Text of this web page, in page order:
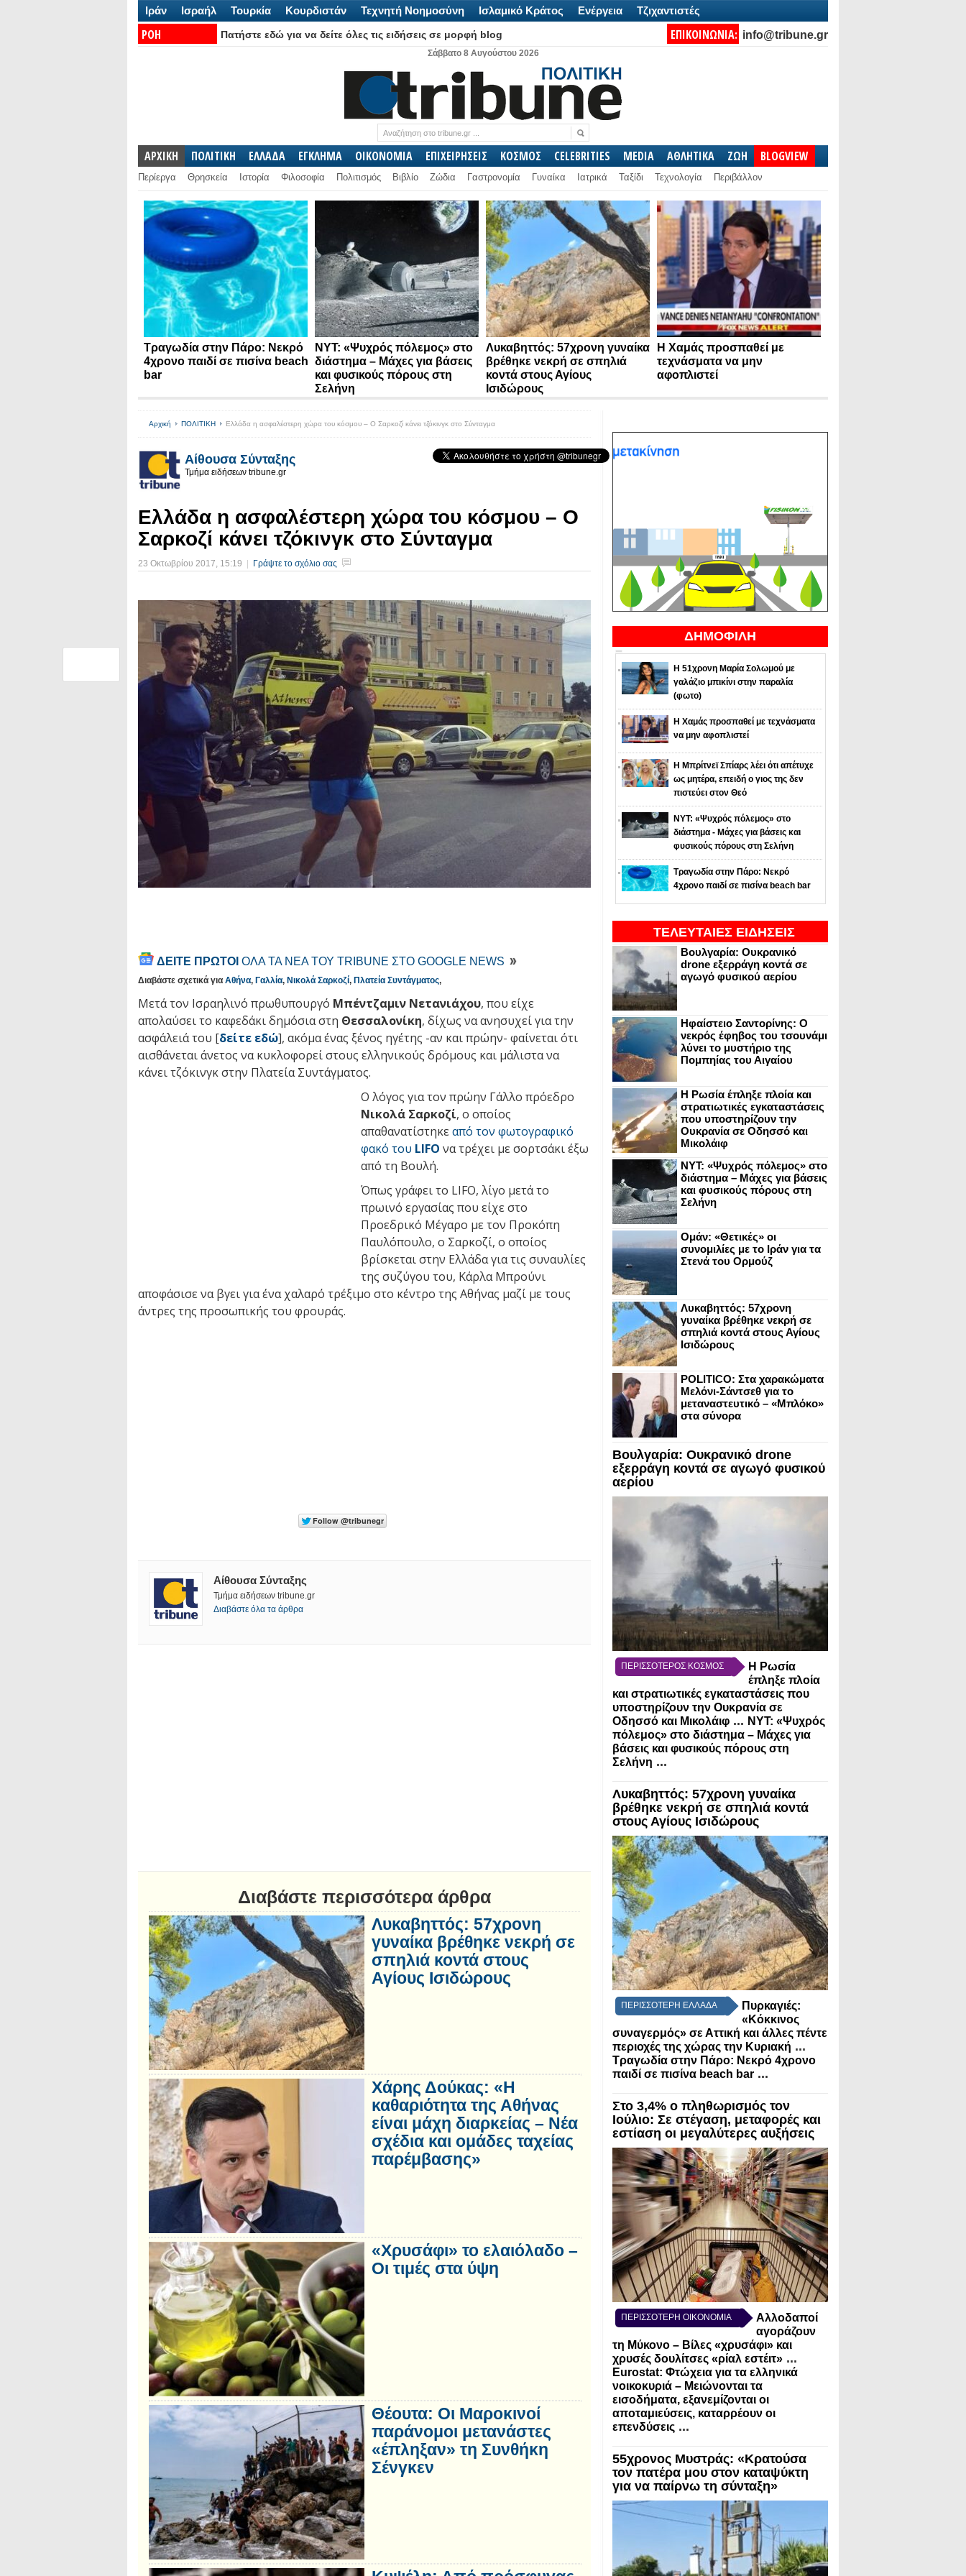
Ιράν Ισραήλ Τουρκία Κουρδιστάν Τεχνητή Νοημοσύνη Ισλαμικό Κράτος Ενέργεια Τζιχαντιστές
ΡΟΗ
Πατήστε εδώ για να δείτε όλες τις ειδήσεις σε μορφή blog ΕΠΙΚΟΙΝΩΝΙΑ: info@tribune.gr
Σάββατο 8 Αυγούστου 2026
ΑΡΧΙΚΗ ΠΟΛΙΤΙΚΗ ΕΛΛΑΔΑ ΕΓΚΛΗΜΑ ΟΙΚΟΝΟΜΙΑ ΕΠΙΧΕΙΡΗΣΕΙΣ ΚΟΣΜΟΣ CELEBRITIES MEDIA ΑΘΛΗΤΙΚΑ ΖΩΗ BLOGVIEW
Περίεργα Θρησκεία Ιστορία Φιλοσοφία Πολιτισμός Βιβλίο Ζώδια Γαστρονομία Γυναίκα Ιατρικά Ταξίδι Τεχνολογία Περιβάλλον
Τραγωδία στην Πάρο: Νεκρό
4χρονο παιδί σε πισίνα beach
bar
NYT: «Ψυχρός πόλεμος» στο
διάστημα – Μάχες για βάσεις
και φυσικούς πόρους στη
Σελήνη
Λυκαβηττός: 57χρονη γυναίκα
βρέθηκε νεκρή σε σπηλιά
κοντά στους Αγίους
Ισιδώρους
Η Χαμάς προσπαθεί με
τεχνάσματα να μην
αφοπλιστεί
ΔΗΜΟΦΙΛΗ
Η 51χρονη Μαρία Σολωμού με
γαλάζιο μπικίνι στην παραλία
(φωτο)
Η Χαμάς προσπαθεί με τεχνάσματα
να μην αφοπλιστεί
Η Μπρίτνεϊ Σπίαρς λέει ότι απέτυχε
ως μητέρα, επειδή ο γιος της δεν
πιστεύει στον Θεό
NYT: «Ψυχρός πόλεμος» στο
διάστημα - Μάχες για βάσεις και
φυσικούς πόρους στη Σελήνη
Τραγωδία στην Πάρο: Νεκρό
4χρονο παιδί σε πισίνα beach bar
ΤΕΛΕΥΤΑΙΕΣ ΕΙΔΗΣΕΙΣ
Βουλγαρία: Ουκρανικό
drone εξερράγη κοντά σε
αγωγό φυσικού αερίου
Ηφαίστειο Σαντορίνης: Ο
νεκρός έφηβος του τσουνάμι
λύνει το μυστήριο της
Πομπηίας του Αιγαίου
Η Ρωσία έπληξε πλοία και
στρατιωτικές εγκαταστάσεις
που υποστηρίζουν την
Ουκρανία σε Οδησσό και
Μικολάιφ
NYT: «Ψυχρός πόλεμος» στο
διάστημα – Μάχες για βάσεις
και φυσικούς πόρους στη
Σελήνη
Ομάν: «Θετικές» οι
συνομιλίες με το Ιράν για τα
Στενά του Ορμούζ
Λυκαβηττός: 57χρονη
γυναίκα βρέθηκε νεκρή σε
σπηλιά κοντά στους Αγίους
Ισιδώρους
POLITICO: Στα χαρακώματα
Μελόνι-Σάντσεθ για το
μεταναστευτικό – «Μπλόκο»
στα σύνορα
Βουλγαρία: Ουκρανικό drone
εξερράγη κοντά σε αγωγό φυσικού
αερίου
ΠΕΡΙΣΣΟΤΕΡΟΣ ΚΟΣΜΟΣ
Η Ρωσία
έπληξε πλοία
και στρατιωτικές εγκαταστάσεις που
υποστηρίζουν την Ουκρανία σε
Οδησσό και Μικολάιφ ... NYT: «Ψυχρός
πόλεμος» στο διάστημα – Μάχες για
βάσεις και φυσικούς πόρους στη
Σελήνη ...
Λυκαβηττός: 57χρονη γυναίκα
βρέθηκε νεκρή σε σπηλιά κοντά
στους Αγίους Ισιδώρους
ΠΕΡΙΣΣΟΤΕΡΗ ΕΛΛΑΔΑ
Πυρκαγιές:
«Κόκκινος
συναγερμός» σε Αττική και άλλες πέντε
περιοχές της χώρας την Κυριακή ...
Τραγωδία στην Πάρο: Νεκρό 4χρονο
παιδί σε πισίνα beach bar ...
Στο 3,4% ο πληθωρισμός τον
Ιούλιο: Σε στέγαση, μεταφορές και
εστίαση οι μεγαλύτερες αυξήσεις
ΠΕΡΙΣΣΟΤΕΡΗ ΟΙΚΟΝΟΜΙΑ
Αλλοδαποί
αγοράζουν
τη Μύκονο – Βίλες «χρυσάφι» και
χρυσές δουλίτσες «ρίαλ εστέιτ» ...
Eurostat: Φτώχεια για τα ελληνικά
νοικοκυριά – Μειώνονται τα
εισοδήματα, εξανεμίζονται οι
αποταμιεύσεις, καταρρέουν οι
επενδύσεις ...
55χρονος Μυστράς: «Κρατούσα
τον πατέρα μου στον καταψύκτη
για να παίρνω τη σύνταξη»
Αρχική ΠΟΛΙΤΙΚΗ Ελλάδα η ασφαλέστερη χώρα του κόσμου – Ο Σαρκοζί κάνει τζόκινγκ στο Σύνταγμα
Αίθουσα Σύνταξης
Τμήμα ειδήσεων tribune.gr
Ελλάδα η ασφαλέστερη χώρα του κόσμου – Ο
Σαρκοζί κάνει τζόκινγκ στο Σύνταγμα
23 Οκτωβρίου 2017, 15:19 Γράψτε το σχόλιο σας
ΔΕΙΤΕ ΠΡΩΤΟΙ ΟΛΑ ΤΑ ΝΕΑ ΤΟΥ TRIBUNE ΣΤΟ GOOGLE NEWS
Διαβάστε σχετικά για Αθήνα, Γαλλία, Νικολά Σαρκοζί, Πλατεία Συντάγματος,
Μετά τον Ισραηλινό πρωθυπουργό Μπέντζαμιν Νετανιάχου, που είχε
απολαύσει το καφεδάκι δημόσια στη Θεσσαλονίκη, δίχως να ανησυχεί για την
ασφάλειά του [δείτε εδώ], ακόμα ένας ξένος ηγέτης -αν και πρώην- φαίνεται ότι
αισθάνεται άνετος να κυκλοφορεί στους ελληνικούς δρόμους και μάλιστα να
κάνει τζόκινγκ στην Πλατεία Συντάγματος.
Ο λόγος για τον πρώην Γάλλο πρόεδρο
Νικολά Σαρκοζί, ο οποίος
απαθανατίστηκεαπό τον φωτογραφικό
φακό του LIFO να τρέχει με σορτσάκι έξω
από τη Βουλή.
Όπως γράφει το LIFO, λίγο μετά το
πρωινό εργασίας που είχε στο
Προεδρικό Μέγαρο με τον Προκόπη
Παυλόπουλο, o Σαρκοζί, ο οποίος
βρίσκεται στην Ελλάδα για τις συναυλίες
της συζύγου του, Κάρλα Μπρούνι
αποφάσισε να βγει για ένα χαλαρό τρέξιμο στο κέντρο της Αθήνας μαζί με τους
άντρες της προσωπικής του φρουράς.
Αίθουσα Σύνταξης
Τμήμα ειδήσεων tribune.gr
Διαβάστε όλα τα άρθρα
Διαβάστε περισσότερα άρθρα
Λυκαβηττός: 57χρονη
γυναίκα βρέθηκε νεκρή σε
σπηλιά κοντά στους
Αγίους Ισιδώρους
Χάρης Δούκας: «Η
καθαριότητα της Αθήνας
είναι μάχη διαρκείας – Νέα
σχέδια και ομάδες ταχείας
παρέμβασης»
«Χρυσάφι» το ελαιόλαδο –
Οι τιμές στα ύψη
Θέουτα: Οι Μαροκινοί
παράνομοι μετανάστες
«έπληξαν» τη Συνθήκη
Σένγκεν